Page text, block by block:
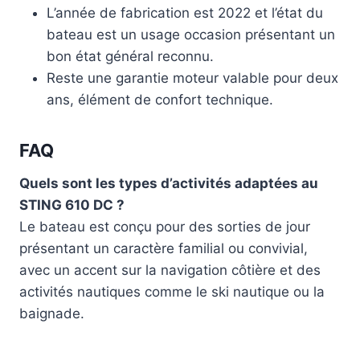
L’année de fabrication est 2022 et l’état du
bateau est un usage occasion présentant un
bon état général reconnu.
Reste une garantie moteur valable pour deux
ans, élément de confort technique.
FAQ
Quels sont les types d’activités adaptées au
STING 610 DC ?
Le bateau est conçu pour des sorties de jour
présentant un caractère familial ou convivial,
avec un accent sur la navigation côtière et des
activités nautiques comme le ski nautique ou la
baignade.